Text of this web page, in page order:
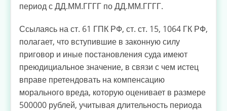
период с ДД.ММ.ГГГГ по ДД.ММ.ГГГГ.
Ссылаясь на ст. 61 ГПК РФ, ст. ст. 15, 1064 ГК РФ,
полагает, что вступившие в законную силу
приговор и иные постановления суда имеют
преюдициальное значение, в связи с чем истец
вправе претендовать на компенсацию
морального вреда, которую оценивает в размере
500000 рублей, учитывая длительность периода